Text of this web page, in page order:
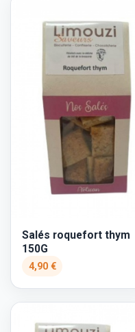
Salés roquefort thym
150G
4,90 €